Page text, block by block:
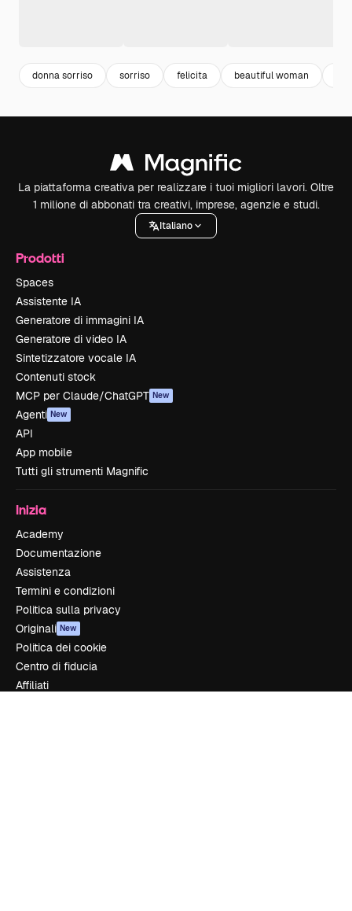
donna sorriso sorriso felicita beautiful woman
La piattaforma creativa per realizzare i tuoi migliori lavori. Oltre
1 milione di abbonati tra creativi, imprese, agenzie e studi.
Italiano
Prodotti
Spaces
Assistente IA
Generatore di immagini IA
Generatore di video IA
Sintetizzatore vocale IA
Contenuti stock
MCP per Claude/ChatGPT New
Agenti New
API
App mobile
Tutti gli strumenti Magnific
Inizia
Academy
Documentazione
Assistenza
Termini e condizioni
Politica sulla privacy
Originali New
Politica dei cookie
Centro di fiducia
Affiliati